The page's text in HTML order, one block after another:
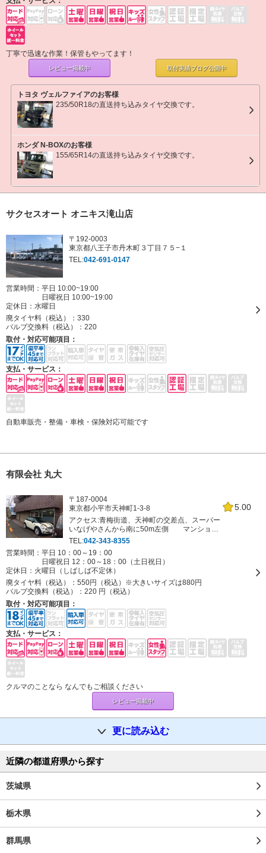
丁寧で迅速な作業！保管もやってます！
レビュー掲載中 取付実績ブログ公開中
トヨタ ヴェルファイアのお客様
235/50R18の直送持ち込みタイヤ交換です。
ホンダ N-BOXのお客様
155/65R14の直送持ち込みタイヤ交換です。
サクセスオート オニキス滝山店
〒192-0003
東京都八王子市丹木町３丁目７５−１
TEL:042-691-0147
営業時間：平日 10:00~19:00
日曜祝日 10:00~19:00
定休日： 水曜日
廃タイヤ料（税込）： 330
バルブ交換料（税込）： 220
取付・対応可能項目：
支払・サービス：
自動車販売・整備・車検・保険対応可能です
有限会社 丸大
5.00
〒187-0004
東京都小平市天神町1-3-8
アクセス:青梅街道、天神町の交差点、スーパー
いなげやさんから南に50m左側 マンション
の１階、岩間歯科さんの隣です。
TEL:042-343-8355
営業時間：平日 10：00～19：00
日曜祝日 12：00～18：00（土日祝日）
定休日： 火曜日（しばしば不定休）
廃タイヤ料（税込）： 550円（税込）※大きいサイズは880円
バルブ交換料（税込）： 220 円（税込）
取付・対応可能項目：
支払・サービス：
クルマのことなら なんでもご相談ください
レビュー掲載中
更に読み込む
近隣の都道府県から探す
茨城県
栃木県
群馬県